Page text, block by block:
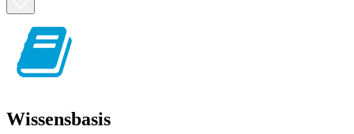
Unternehmen
Karriere
Suppliers
Wissensbasis